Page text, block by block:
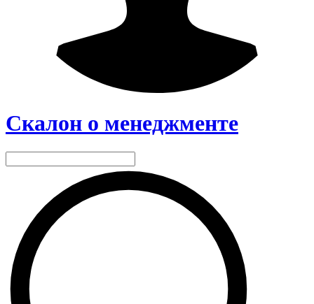
Скалон о менеджменте